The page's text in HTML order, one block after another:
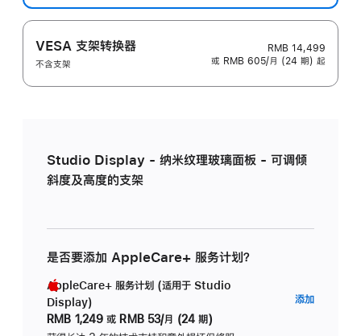
VESA 支架转换器
不含支架
RMB 14,499
或 RMB 605/月 (24 期) 起
Studio Display - 纳米纹理玻璃面板 - 可调倾
斜度及高度的支架
是否要添加 AppleCare+ 服务计划？
AppleCare+ 服务计划 (适用于 Studio
Display)
RMB 1,249 或 RMB 53/月 (24 期)
添加